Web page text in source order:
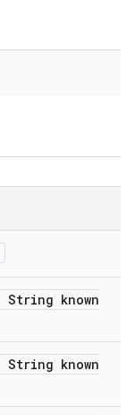
String known
String known